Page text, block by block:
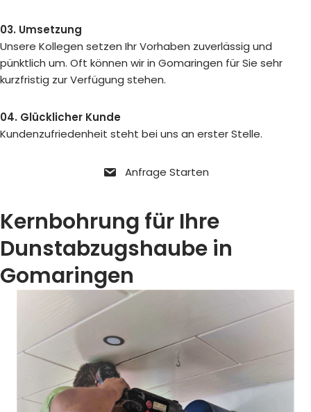
03. Umsetzung
Unsere Kollegen setzen Ihr Vorhaben zuverlässig und
pünktlich um. Oft können wir in Gomaringen für Sie sehr
kurzfristig zur Verfügung stehen.
04. Glücklicher Kunde
Kundenzufriedenheit steht bei uns an erster Stelle.
Anfrage Starten
Kernbohrung für Ihre
Dunstabzugshaube in
Gomaringen